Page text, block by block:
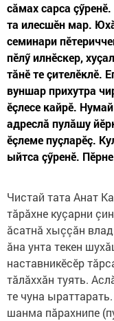
сăмах сарса
та илесшӗн мар.
семинари
пӗлӳ илнӗскер,
тăнӗ те çителӗклӗ.
вуншар прихутра
ӗçлесе кайрӗ.
адреслă пулăшу
ӗçлеме пуçларӗç.
ыйтса çӳренӗ.
Чистай тата Анат
тăрăхне куçарни
ăсатнă хыççăн
ăна унта текен
наставникӗсӗр
тăлăххăн туять.
те чуна
шанма пăрахнипе